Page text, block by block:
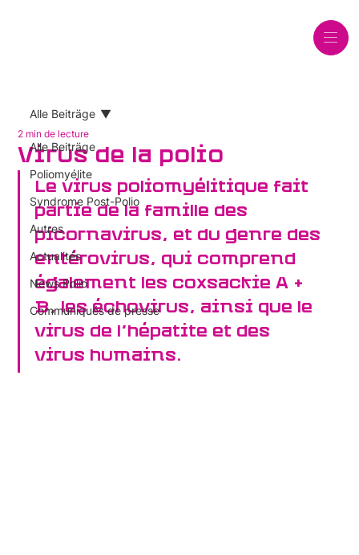
Alle Beiträge
Poliomyélite
Syndrome Post-Polio
Autres
Actualités
News Polio
Communiqués de presse
Alle Beiträge
Virus de la polio
2 min de lecture
Le virus poliomyélitique fait
partie de la famille des
picornavirus, et du genre des
entérovirus, qui comprend
également les coxsackie A +
B, les échovirus, ainsi que le
virus de l’hépatite et des
virus humains.